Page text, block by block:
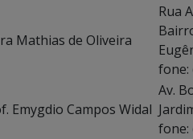
Mathias de Oliveira
fone:
Emygdio Campos Widal
fone: